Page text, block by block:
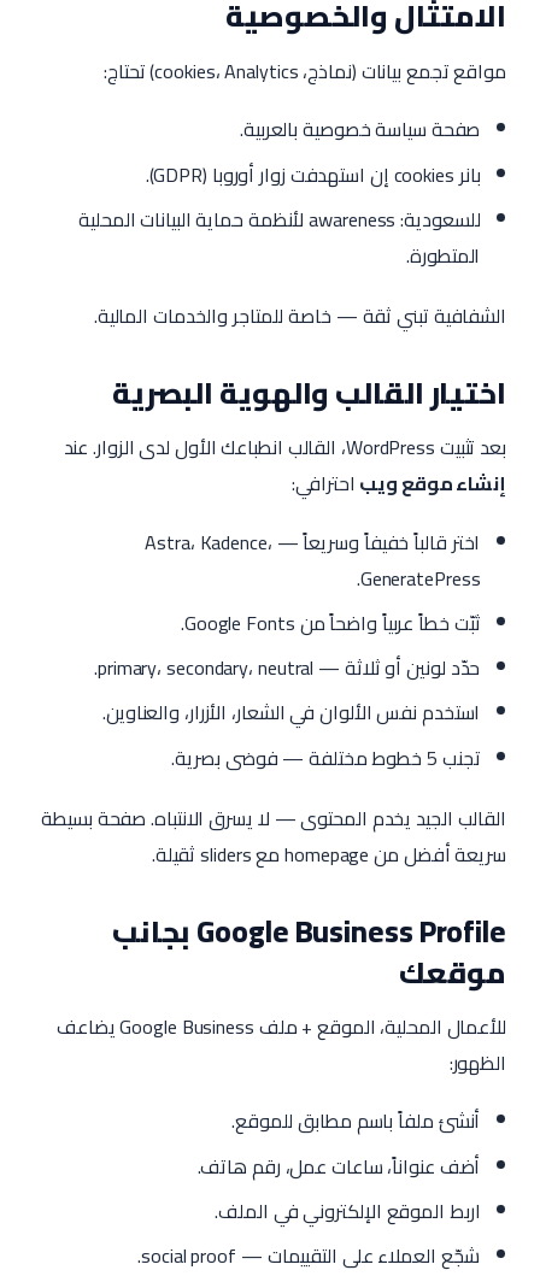
الامتثال والخصوصية
مواقع تجمع بيانات (نماذج، cookies، Analytics) تحتاج:
صفحة سياسة خصوصية بالعربية.
بانر cookies إن استهدفت زوار أوروبا (GDPR).
للسعودية: awareness لأنظمة حماية البيانات المحلية
المتطورة.
الشفافية تبني ثقة — خاصة للمتاجر والخدمات المالية.
اختيار القالب والهوية البصرية
بعد تثبيت WordPress، القالب انطباعك الأول لدى الزوار. عند
إنشاء موقع ويب احترافي:
اختر قالباً خفيفاً وسريعاً — Astra، Kadence،
GeneratePress.
ثبّت خطاً عربياً واضحاً من Google Fonts.
حدّد لونين أو ثلاثة — primary، secondary، neutral.
استخدم نفس الألوان في الشعار، الأزرار، والعناوين.
تجنب 5 خطوط مختلفة — فوضى بصرية.
القالب الجيد يخدم المحتوى — لا يسرق الانتباه. صفحة بسيطة
سريعة أفضل من homepage مع sliders ثقيلة.
Google Business Profile بجانب
موقعك
للأعمال المحلية، الموقع + ملف Google Business يضاعف
الظهور:
أنشئ ملفاً باسم مطابق للموقع.
أضف عنواناً، ساعات عمل، رقم هاتف.
اربط الموقع الإلكتروني في الملف.
شجّع العملاء على التقييمات — social proof.